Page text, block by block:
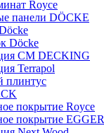
Royce
панели DÖCKE
Döcke
CM DECKING
Terrapol
плинтус
покрытие Royce
покрытие EGGER